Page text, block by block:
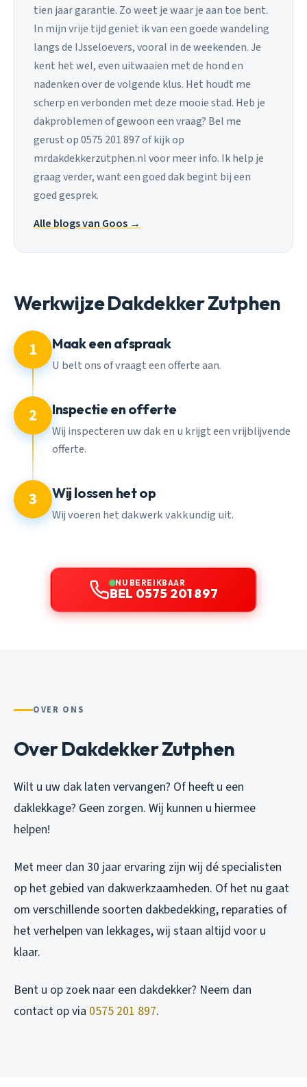
tien jaar garantie. Zo weet je waar je aan toe bent.
In mijn vrije tijd geniet ik van een goede wandeling
langs de IJsseloevers, vooral in de weekenden. Je
kent het wel, even uitwaaien met de hond en
nadenken over de volgende klus. Het houdt me
scherp en verbonden met deze mooie stad. Heb je
dakproblemen of gewoon een vraag? Bel me
gerust op 0575 201 897 of kijk op
mrdakdekkerzutphen.nl voor meer info. Ik help je
graag verder, want een goed dak begint bij een
goed gesprek.
Alle blogs van Goos →
Werkwijze Dakdekker Zutphen
1 Maak een afspraak
U belt ons of vraagt een offerte aan.
2 Inspectie en offerte
Wij inspecteren uw dak en u krijgt een vrijblijvende
offerte.
3 Wij lossen het op
Wij voeren het dakwerk vakkundig uit.
NU BEREIKBAAR
BEL 0575 201 897
OVER ONS
Over Dakdekker Zutphen
Wilt u uw dak laten vervangen? Of heeft u een
daklekkage? Geen zorgen. Wij kunnen u hiermee
helpen!
Met meer dan 30 jaar ervaring zijn wij dé specialisten
op het gebied van dakwerkzaamheden. Of het nu gaat
om verschillende soorten dakbedekking, reparaties of
het verhelpen van lekkages, wij staan altijd voor u
klaar.
Bent u op zoek naar een dakdekker? Neem dan
contact op via 0575 201 897.